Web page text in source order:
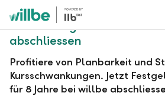
Alerts.Headline
willbe Festgeld zu CHF
abschliessen
Profitiere von Planbarkeit und
Kursschwankungen. Jetzt
für 8 Jahre bei willbe